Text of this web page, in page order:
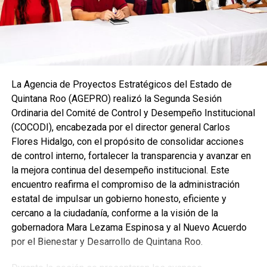
La Agencia de Proyectos Estratégicos del Estado de
Quintana Roo (AGEPRO) realizó la Segunda Sesión
Ordinaria del Comité de Control y Desempeño Institucional
(COCODI), encabezada por el director general Carlos
Flores Hidalgo, con el propósito de consolidar acciones
de control interno, fortalecer la transparencia y avanzar en
la mejora continua del desempeño institucional. Este
encuentro reafirma el compromiso de la administración
estatal de impulsar un gobierno honesto, eficiente y
cercano a la ciudadanía, conforme a la visión de la
gobernadora Mara Lezama Espinosa y al Nuevo Acuerdo
por el Bienestar y Desarrollo de Quintana Roo.